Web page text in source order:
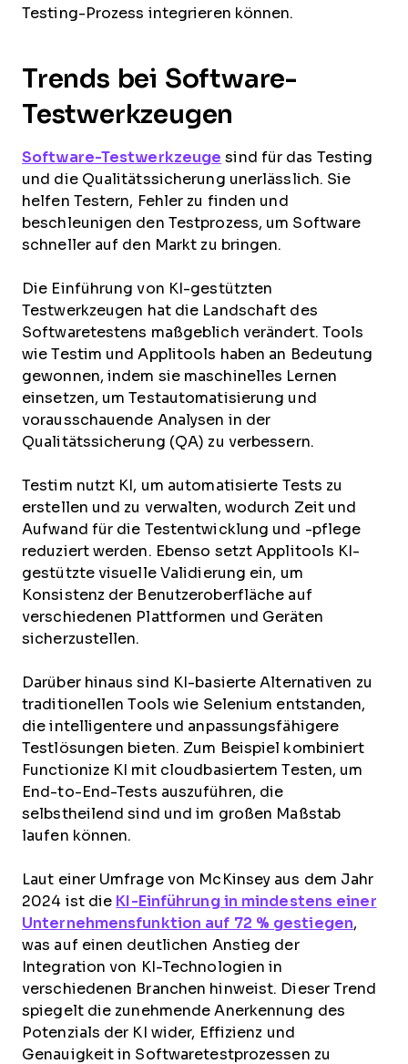
Testing-Prozess integrieren können.
Trends bei Software-
Testwerkzeugen
Software-Testwerkzeuge sind für das Testing
und die Qualitätssicherung unerlässlich. Sie
helfen Testern, Fehler zu finden und
beschleunigen den Testprozess, um Software
schneller auf den Markt zu bringen.
Die Einführung von KI-gestützten
Testwerkzeugen hat die Landschaft des
Softwaretestens maßgeblich verändert. Tools
wie Testim und Applitools haben an Bedeutung
gewonnen, indem sie maschinelles Lernen
einsetzen, um Testautomatisierung und
vorausschauende Analysen in der
Qualitätssicherung (QA) zu verbessern.
Testim nutzt KI, um automatisierte Tests zu
erstellen und zu verwalten, wodurch Zeit und
Aufwand für die Testentwicklung und -pflege
reduziert werden. Ebenso setzt Applitools KI-
gestützte visuelle Validierung ein, um
Konsistenz der Benutzeroberfläche auf
verschiedenen Plattformen und Geräten
sicherzustellen.
Darüber hinaus sind KI-basierte Alternativen zu
traditionellen Tools wie Selenium entstanden,
die intelligentere und anpassungsfähigere
Testlösungen bieten. Zum Beispiel kombiniert
Functionize KI mit cloudbasiertem Testen, um
End-to-End-Tests auszuführen, die
selbstheilend sind und im großen Maßstab
laufen können.
Laut einer Umfrage von McKinsey aus dem Jahr
2024 ist die KI-Einführung in mindestens einer
Unternehmensfunktion auf 72 % gestiegen,
was auf einen deutlichen Anstieg der
Integration von KI-Technologien in
verschiedenen Branchen hinweist. Dieser Trend
spiegelt die zunehmende Anerkennung des
Potenzials der KI wider, Effizienz und
Genauigkeit in Softwaretestprozessen zu